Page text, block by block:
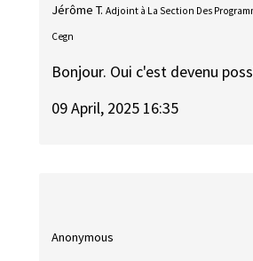
Jérôme T. Adjoint à La Section Des
Cegn
Bonjour. Oui c'est devenu
09 April, 2025 16:35
Anonymous